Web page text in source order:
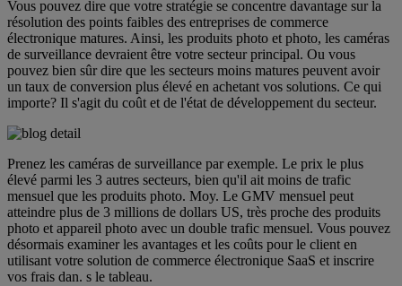
Vous pouvez dire que votre stratégie se concentre davantage sur la
résolution des points faibles des entreprises de commerce
électronique matures. Ainsi, les produits photo et photo, les caméras
de surveillance devraient être votre secteur principal. Ou vous
pouvez bien sûr dire que les secteurs moins matures peuvent avoir
un taux de conversion plus élevé en achetant vos solutions. Ce qui
importe? Il s'agit du coût et de l'état de développement du secteur.
Prenez les caméras de surveillance par exemple. Le prix le plus
élevé parmi les 3 autres secteurs, bien qu'il ait moins de trafic
mensuel que les produits photo. Moy. Le GMV mensuel peut
atteindre plus de 3 millions de dollars US, très proche des produits
photo et appareil photo avec un double trafic mensuel. Vous pouvez
désormais examiner les avantages et les coûts pour le client en
utilisant votre solution de commerce électronique SaaS et inscrire
vos frais dan. s le tableau.